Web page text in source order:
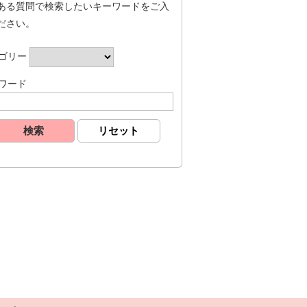
る質問で検索したいキーワードをご入
さい。
リー
ード